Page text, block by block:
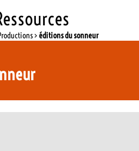
>éditions du sonneur